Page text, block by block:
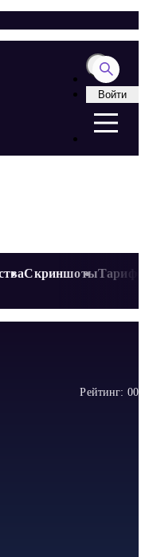
Войти
Скриншоты
Рейтинг: 00